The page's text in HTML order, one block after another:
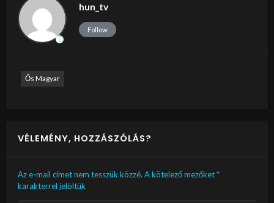
hun_tv
Follow
Ős Magyar
VÉLEMÉNY, HOZZÁSZÓLÁS?
Az e-mail címet nem tesszük közzé. A kötelező mezőket*
karakterrel jelöltük